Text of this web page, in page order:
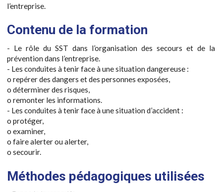
l’entreprise.
Contenu de la formation
- Le rôle du SST dans l’organisation des secours et de la
prévention dans l’entreprise.
- Les conduites à tenir face à une situation dangereuse :
o repérer des dangers et des personnes exposées,
o déterminer des risques,
o remonter les informations.
- Les conduites à tenir face à une situation d’accident :
o protéger,
o examiner,
o faire alerter ou alerter,
o secourir.
Méthodes pédagogiques utilisées